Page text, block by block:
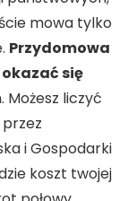
mowa tylko
Przydomowa
się
. Możesz liczyć
i Gospodarki
koszt twojej